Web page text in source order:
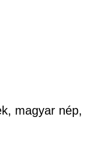
magyar nép,